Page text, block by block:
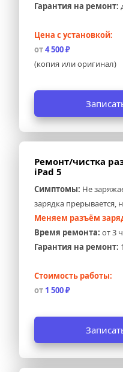
Гарантия на ремонт:
Цена с установкой:
от 4 500 ₽
(копия или оригинал)
Ремонт/чистка
iPad 5
Симптомы: Не
зарядка прерывается,
Меняем разъём
Время ремонта: от 3
Гарантия на ремонт:
Стоимость работы:
от 1 500 ₽